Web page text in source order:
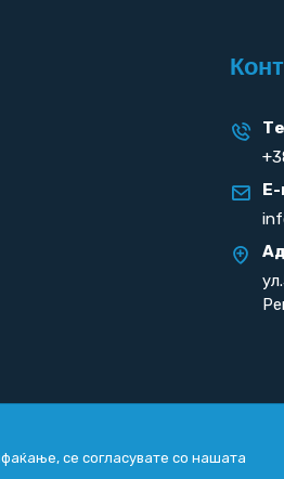
reserved byUNET.
се согласувате со нашата